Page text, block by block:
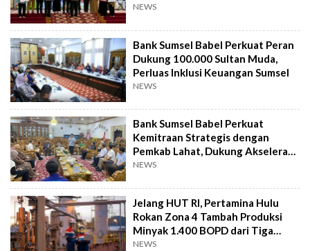
NEWS
Bank Sumsel Babel Perkuat Peran
Dukung 100.000 Sultan Muda,
Perluas Inklusi Keuangan Sumsel
NEWS
Bank Sumsel Babel Perkuat
Kemitraan Strategis dengan
Pemkab Lahat, Dukung Akselerasi
Ekonomi Daerah
NEWS
Jelang HUT RI, Pertamina Hulu
Rokan Zona 4 Tambah Produksi
Minyak 1.400 BOPD dari Tiga
Sumur Baru
NEWS